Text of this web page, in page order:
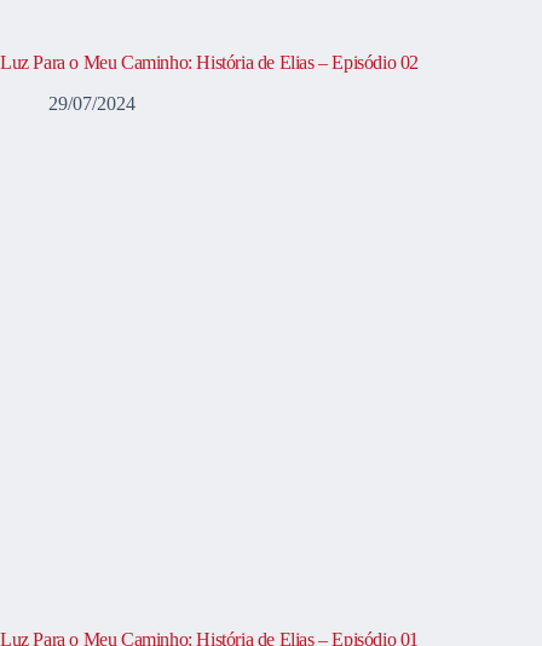
Luz Para o Meu Caminho: História de Elias – Episódio 02
29/07/2024
Luz Para o Meu Caminho: História de Elias – Episódio 01